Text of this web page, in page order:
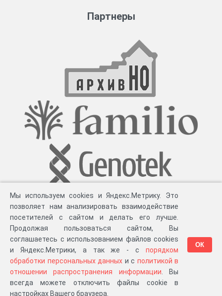
Партнеры
Разработка компании «Великіе предки», 2023-2026 гг. Блог.Суть проекта
Персональные данные.Распространение информации.ЧаВО.Сборка 111.37
Мы используем cookies и Яндекс.Метрику. Это
позволяет нам анализировать взаимодействие
посетителей с сайтом и делать его лучше.
Продолжая пользоваться сайтом, Вы
соглашаетесь с использованием файлов cookies
и Яндекс.Метрики, а так же - с порядком
обработки персональных данных и с политикой в
отношении распространения информации . Вы
всегда можете отключить файлы cookie в
настройках Вашего браузера.
ОК
в «Мои документы»